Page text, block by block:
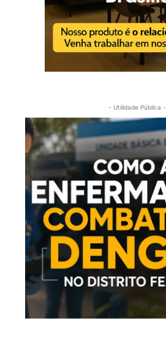
- Utilidade Pública -